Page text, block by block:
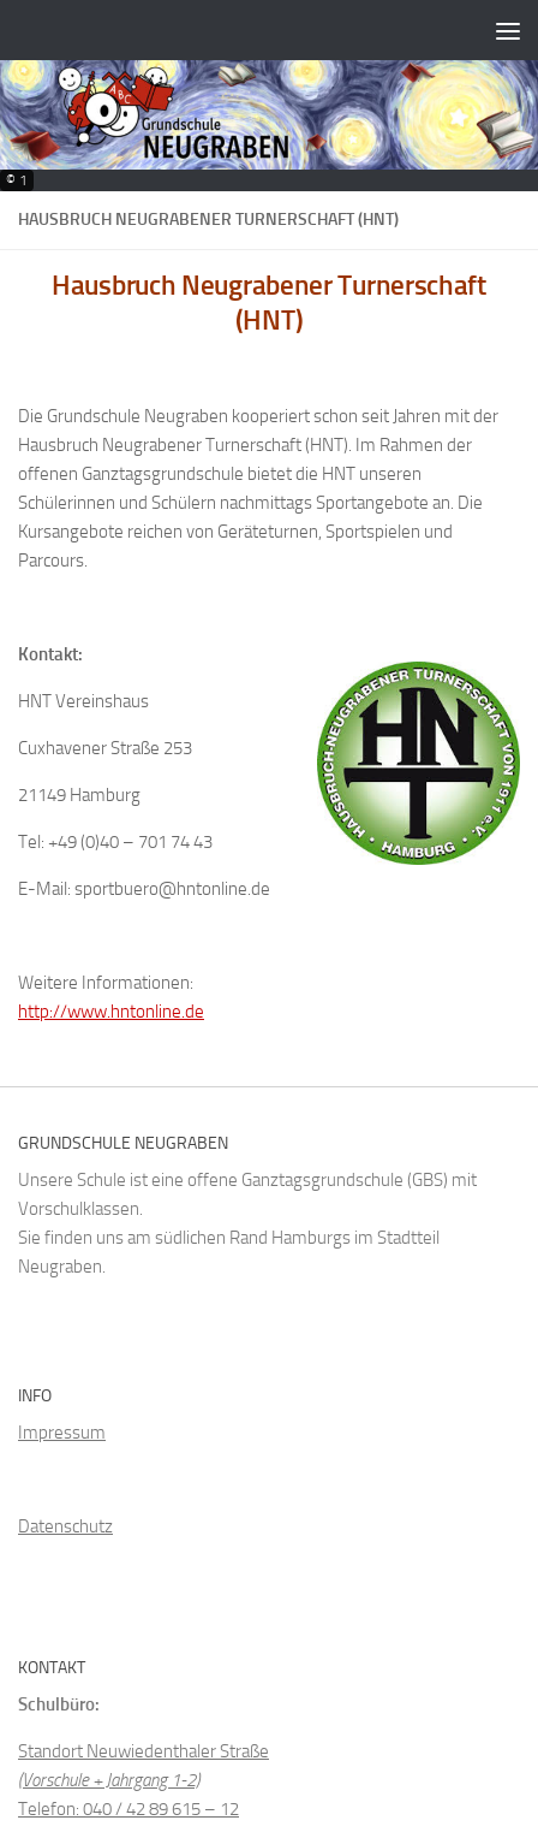
© 1
HAUSBRUCH NEUGRABENER TURNERSCHAFT (HNT)
Hausbruch Neugrabener Turnerschaft
(HNT)
Die Grundschule Neugraben kooperiert schon seit Jahren mit der
Hausbruch Neugrabener Turnerschaft (HNT). Im Rahmen der
offenen Ganztagsgrundschule bietet die HNT unseren
Schülerinnen und Schülern nachmittags Sportangebote an. Die
Kursangebote reichen von Geräteturnen, Sportspielen und
Parcours.
Kontakt:
HNT Vereinshaus
Cuxhavener Straße 253
21149 Hamburg
Tel: +49 (0)40 – 701 74 43
E-Mail: sportbuero@hntonline.de
Weitere Informationen:
http://www.hntonline.de
GRUNDSCHULE NEUGRABEN
Unsere Schule ist eine offene Ganztagsgrundschule (GBS) mit
Vorschulklassen.
Sie finden uns am südlichen Rand Hamburgs im Stadtteil
Neugraben.
INFO
Impressum
Datenschutz
KONTAKT
Schulbüro:
Standort Neuwiedenthaler Straße
(Vorschule + Jahrgang 1-2)
Telefon: 040 / 42 89 615 – 12